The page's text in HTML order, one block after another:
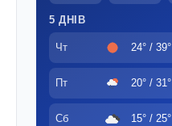
5 ДНІВ
Чт 24° / 39°
Пт 20° / 31°
Сб 15° / 25°